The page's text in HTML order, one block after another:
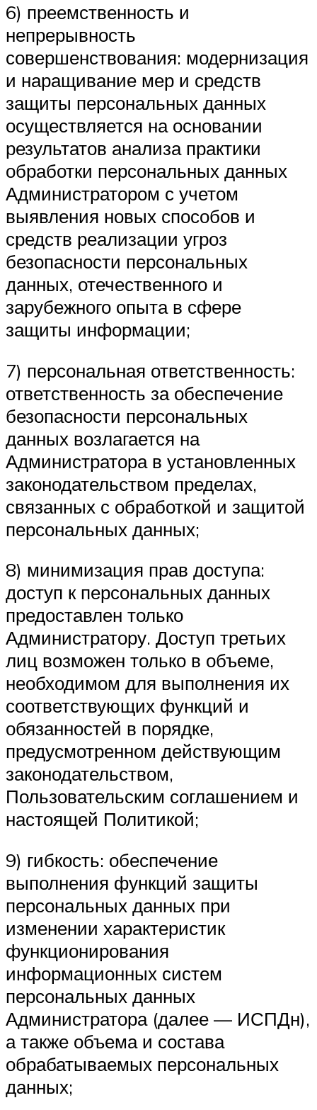
6) преемственность и
непрерывность
совершенствования: модернизация
и наращивание мер и средств
защиты персональных данных
осуществляется на основании
результатов анализа практики
обработки персональных данных
Администратором с учетом
выявления новых способов и
средств реализации угроз
безопасности персональных
данных, отечественного и
зарубежного опыта в сфере
защиты информации;
7) персональная ответственность:
ответственность за обеспечение
безопасности персональных
данных возлагается на
Администратора в установленных
законодательством пределах,
связанных с обработкой и защитой
персональных данных;
8) минимизация прав доступа:
доступ к персональных данных
предоставлен только
Администратору. Доступ третьих
лиц возможен только в объеме,
необходимом для выполнения их
соответствующих функций и
обязанностей в порядке,
предусмотренном действующим
законодательством,
Пользовательским соглашением и
настоящей Политикой;
9) гибкость: обеспечение
выполнения функций защиты
персональных данных при
изменении характеристик
функционирования
информационных систем
персональных данных
Администратора (далее — ИСПДн),
а также объема и состава
обрабатываемых персональных
данных;